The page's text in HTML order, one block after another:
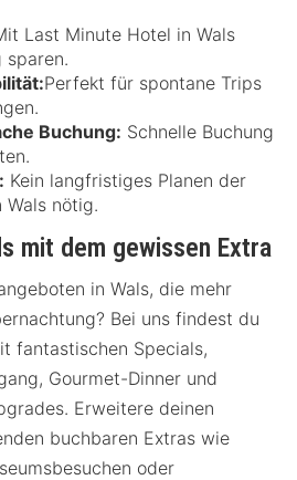
Last Minute Hotel in Wals
sparen.
Perfekt für spontane Trips
Buchung: Schnelle Buchung
Kein langfristiges Planen der
Wals nötig.
mit dem gewissen Extra
in Wals, die mehr
Bei uns findest du
fantastischen Specials,
Gourmet-Dinner und
Erweitere deinen
buchbaren Extras wie
oder